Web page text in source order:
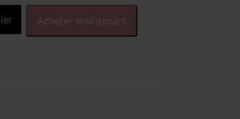
Acheter maintenant